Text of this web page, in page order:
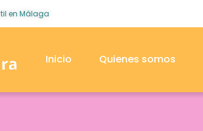
en Málaga
Inicio Quienes somos